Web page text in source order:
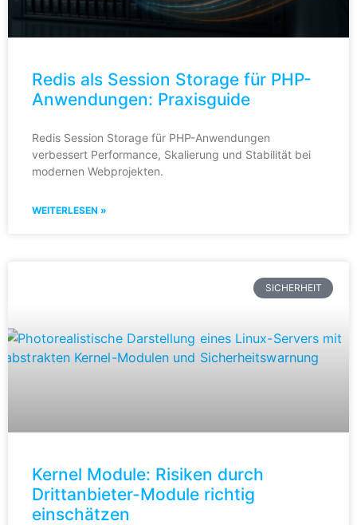
Redis als Session Storage für PHP-
Anwendungen: Praxisguide
Redis Session Storage für PHP-Anwendungen
verbessert Performance, Skalierung und Stabilität bei
modernen Webprojekten.
WEITERLESEN »
SICHERHEIT
Kernel Module: Risiken durch
Drittanbieter-Module richtig
einschätzen